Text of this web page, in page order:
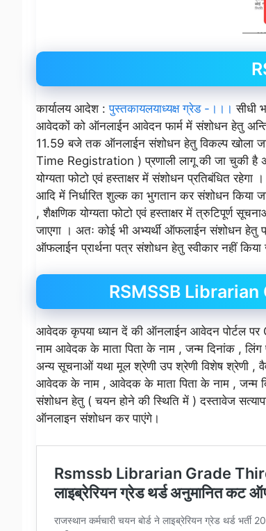
कार्यालय आदेश :पुस्तकायलयाध्यक्ष ग्रेड -।।।सीधी
आवेदकों को ऑनलाईन आवेदन फार्म में संशोधन हेतु
11.59 बजे तक ऑनलाईन संशोधन हेतु विकल्प खोला
Time Registration ) प्रणाली लागू की जा चुकी है
योग्यता फोटो एवं हस्ताक्षर में संशोधन प्रतिबंधित
आदि में निर्धारित शुल्क का भुगतान कर संशोधन
, शैक्षणिक योग्यता फोटो एवं हस्ताक्षर में त्रुटिपूर्ण
जाएगा । अतः कोई भी अभ्यर्थी ऑफलाईन संशोधन हेतु
ऑफलाईन प्रार्थना पत्र संशोधन हेतु स्वीकार नहीं किया
RSMSSB
आवेदक कृपया ध्यान दें की ऑनलाईन आवेदन पोर्टल
नाम आवेदक के माता पिता के नाम , जन्म दिनांक , लिंग
अन्य सूचनाओं यथा मूल श्रेणी उप श्रेणी विशेष श्रेणी ,
आवेदक के नाम , आवेदक के माता पिता के नाम , जन्म
संशोधन हेतु ( चयन होने की स्थिति में ) दस्तावेज
ऑनलाइन संशोधन कर पाएंगे।